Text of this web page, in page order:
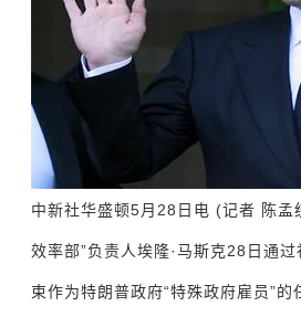
中新社华盛顿5月28日电 (记者 陈孟
效率部”负责人埃隆·马斯克28日通
束作为特朗普政府“特殊政府雇员”的